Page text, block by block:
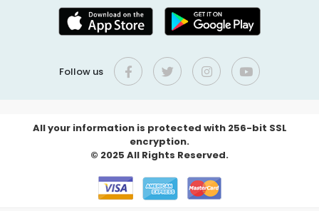
Follow us
All your information is protected with 256-bit SSL
encryption.
© 2025 All Rights Reserved.